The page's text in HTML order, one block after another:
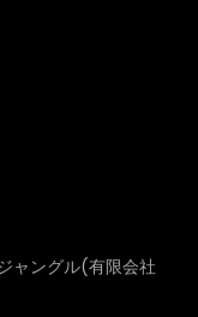
ャングル(有限会社